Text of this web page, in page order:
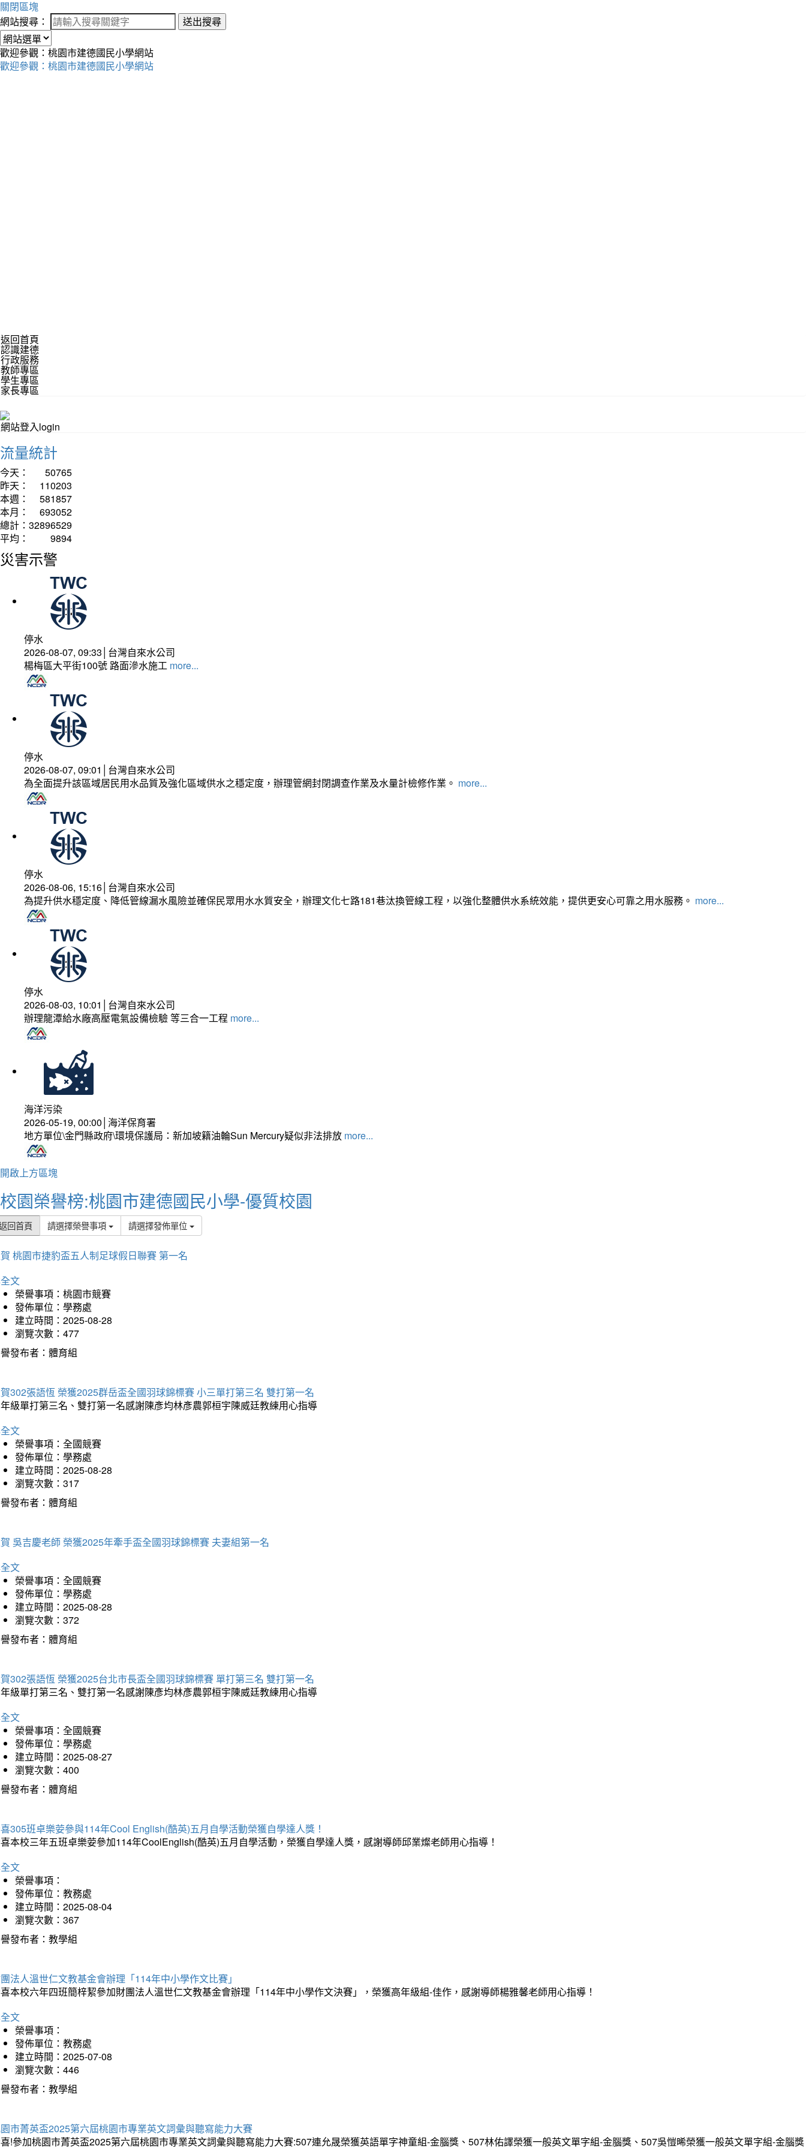
關閉區塊
網站搜尋：
送出搜尋
歡迎參觀：桃園市建德國民小學網站
歡迎參觀：桃園市建德國民小學網站
返回首頁
認識建德
行政服務
教師專區
學生專區
家長專區
網站登入login
流量統計
今天：
50765
昨天：
110203
本週：
581857
本月：
693052
總計： 32896529
平均：
9894
災害示警
停水
2026-08-07, 09:33│台灣自來水公司
楊梅區大平街100號 路面滲水施工 more...
停水
2026-08-07, 09:01│台灣自來水公司
為全面提升該區域居民用水品質及強化區域供水之穩定度，辦理管網封閉調查作業及水量計檢修作業。 more...
停水
2026-08-06, 15:16│台灣自來水公司
為提升供水穩定度、降低管線漏水風險並確保民眾用水水質安全，辦理文化七路181巷汰換管線工程，以強化整體供水系統效能，提供更安心可靠之用水服務。 more...
停水
2026-08-03, 10:01│台灣自來水公司
辦理龍潭給水廠高壓電氣設備檢驗 等三合一工程 more...
海洋污染
2026-05-19, 00:00│海洋保育署
地方單位\金門縣政府\環境保護局：新加坡籍油輪Sun Mercury疑似非法排放 more...
開啟上方區塊
校園榮譽榜:桃園市建德國民小學-優質校園
回首頁 請選擇榮譽事項 請選擇發佈單位
桃園市捷豹盃五人制足球假日聯賽 第一名
文
榮譽事項：桃園市競賽
發佈單位：學務處
建立時間：2025-08-28
瀏覽次數：477
發布者：體育組
302張語恆 榮獲2025群岳盃全國羽球錦標賽 小三單打第三名 雙打第一名
級單打第三名、雙打第一名感謝陳彥均林彥農郭桓宇陳威廷教練用心指導
文
榮譽事項：全國競賽
發佈單位：學務處
建立時間：2025-08-28
瀏覽次數：317
發布者：體育組
吳吉慶老師 榮獲2025年牽手盃全國羽球錦標賽 夫妻組第一名
文
榮譽事項：全國競賽
發佈單位：學務處
建立時間：2025-08-28
瀏覽次數：372
發布者：體育組
302張語恆 榮獲2025台北市長盃全國羽球錦標賽 單打第三名 雙打第一名
級單打第三名、雙打第一名感謝陳彥均林彥農郭桓宇陳威廷教練用心指導
文
榮譽事項：全國競賽
發佈單位：學務處
建立時間：2025-08-27
瀏覽次數：400
發布者：體育組
305班卓樂荌參與114年Cool English(酷英)五月自學活動榮獲自學達人獎！
本校三年五班卓樂荌參加114年CoolEnglish(酷英)五月自學活動，榮獲自學達人獎，感謝導師邱業燦老師用心指導！
文
榮譽事項：
發佈單位：教務處
建立時間：2025-08-04
瀏覽次數：367
發布者：教學組
法人溫世仁文教基金會辦理「114年中小學作文比賽」
本校六年四班簡梓絜參加財團法人溫世仁文教基金會辦理「114年中小學作文決賽」，榮獲高年級組-佳作，感謝導師楊雅馨老師用心指導！
文
榮譽事項：
發佈單位：教務處
建立時間：2025-07-08
瀏覽次數：446
發布者：教學組
市菁英盃2025第六屆桃園市專業英文詞彙與聽寫能力大賽
!參加桃園市菁英盃2025第六屆桃園市專業英文詞彙與聽寫能力大賽:507連允晟榮獲英語單字神童組-金腦獎、507林佑譯榮獲一般英文單字組-金腦獎、507吳愷晞榮獲一般英文單字組-金腦